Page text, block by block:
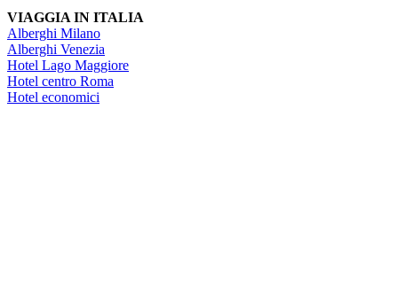
VIAGGIA IN ITALIA
Alberghi Milano
Alberghi Venezia
Hotel Lago Maggiore
Hotel centro Roma
Hotel economici